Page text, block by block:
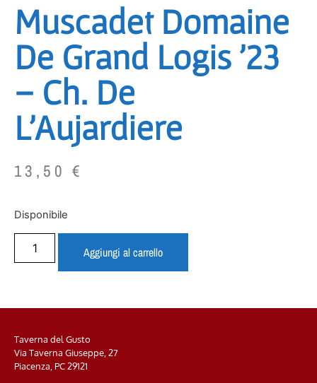
Muscadet Domaine
De Grand Logis ’23
– Ch. De
L’Aujardiere
13,50€
Disponibile
Aggiungi al carrello
Taverna del Gusto
Via Taverna Giuseppe, 27
Piacenza, PC29121